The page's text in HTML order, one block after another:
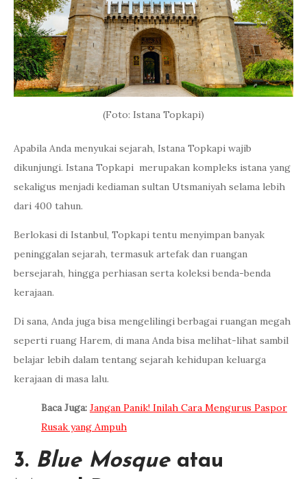
(Foto: Istana Topkapi)
Apabila Anda menyukai sejarah, Istana Topkapi wajib
dikunjungi. Istana Topkapi merupakan kompleks istana yang
sekaligus menjadi kediaman sultan Utsmaniyah selama lebih
dari 400 tahun.
Berlokasi di Istanbul, Topkapi tentu menyimpan banyak
peninggalan sejarah, termasuk artefak dan ruangan
bersejarah, hingga perhiasan serta koleksi benda-benda
kerajaan.
Di sana, Anda juga bisa mengelilingi berbagai ruangan megah
seperti ruang Harem, di mana Anda bisa melihat-lihat sambil
belajar lebih dalam tentang sejarah kehidupan keluarga
kerajaan di masa lalu.
Baca Juga: Jangan Panik! Inilah Cara Mengurus Paspor
Rusak yang Ampuh
3. Blue Mosque atau